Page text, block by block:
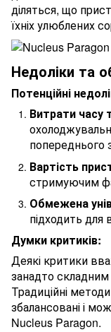
діляться, що
їхніх улюблених
Недоліки та
Потенційні
Витрати часу
попереднього
Вартість
стримуючим
Обмежена
підходить для
Думки критиків:
Деякі критики
занадто
Традиційні
збалансовані і
Nucleus Paragon.